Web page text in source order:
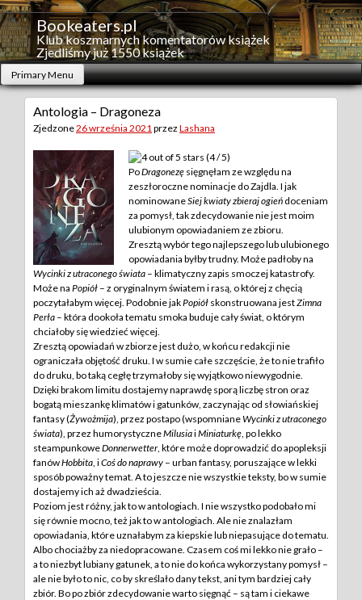
Skip
to
content
Bookeaters.pl
Klub koszmarnych komentatorów książek
Zjedliśmy już 1550 książek
Primary Menu
Antologia – Dragoneza
Zjedzone26 września 2021 przez Lashana
(4 / 5)
PoDragonezę sięgnęłam ze względu na
zeszłoroczne nominacje do Zajdla. I jak
nominowaneSiej kwiaty zbieraj ogień doceniam
za pomysł, tak zdecydowanie nie jest moim
ulubionym opowiadaniem ze zbioru.
Zresztą wybór tego najlepszego lub ulubionego
opowiadania byłby trudny. Może padłoby na
Wycinki z utraconego świata – klimatyczny zapis smoczej katastrofy.
Może na Popiół – z oryginalnym światem i rasą, o której z chęcią
poczytałabym więcej. Podobnie jakPopiół skonstruowana jestZimna
Perła – która dookoła tematu smoka buduje cały świat, o którym
chciałoby się wiedzieć więcej.
Zresztą opowiadań w zbiorze jest dużo, w końcu redakcji nie
ograniczała objętość druku. I w sumie całe szczęście, że to nie trafiło
do druku, bo taką cegłę trzymałoby się wyjątkowo niewygodnie.
Dzięki brakom limitu dostajemy naprawdę sporą liczbę stron oraz
bogatą mieszankę klimatów i gatunków, zaczynając od słowiańskiej
fantasy (Żywożmija), przez postapo (wspomnianeWycinki z utraconego
świata), przez humorystyczneMilusiaiMiniaturkę , po lekko
steampunkoweDonnerwetter, które może doprowadzić do apopleksji
fanówHobbita , iCoś do naprawy – urban fantasy, poruszające w lekki
sposób poważny temat. A to jeszcze nie wszystkie teksty, bo w sumie
dostajemy ich aż dwadzieścia.
Poziom jest różny, jak to w antologiach. I nie wszystko podobało mi
się równie mocno, też jak to w antologiach. Ale nie znalazłam
opowiadania, które uznałabym za kiepskie lub niepasujące do tematu.
Albo chociażby za niedopracowane. Czasem coś mi lekko nie grało –
a to niezbyt lubiany gatunek, a to nie do końca wykorzystany pomysł –
ale nie było to nic, co by skreślało dany tekst, ani tym bardziej cały
zbiór. Bo po zbiór zdecydowanie warto sięgnąć – są tam i ciekawe